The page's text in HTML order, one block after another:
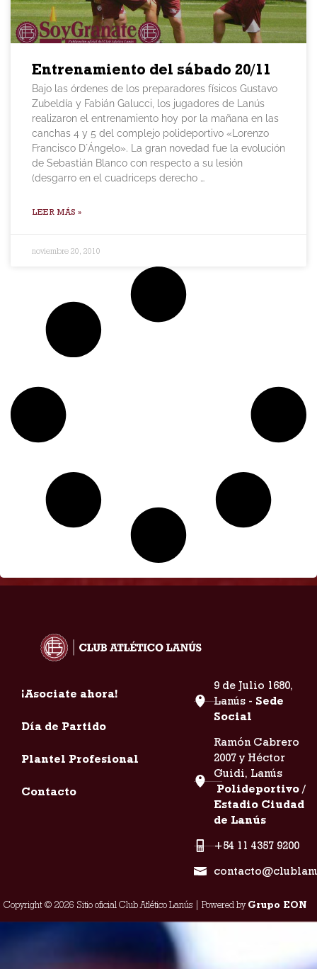
Entrenamiento del sábado 20/11
Bajo las órdenes de los preparadores físicos Gustavo
Zubeldía y Fabián Galucci, los jugadores de Lanús
realizaron el entrenamiento hoy por la mañana en las
canchas 4 y 5 del complejo polideportivo «Lorenzo
Francisco D´Ángelo». La gran novedad fue la evolución
de Sebastián Blanco con respecto a su lesión
(desgarro en el cuadriceps derecho …
LEER MÁS »
noviembre 20, 2010
¡Asociate ahora!
Día de Partido
Plantel Profesional
Contacto
9 de Julio 1680,
Lanús - Sede
Social
Ramón Cabrero
2007 y Héctor
Guidi, Lanús
Polideportivo /
Estadio Ciudad
de Lanús
+54 11 4357 9200
Copyright © 2026 Sitio oficial Club Atlético Lanús | Powered byGrupo EON